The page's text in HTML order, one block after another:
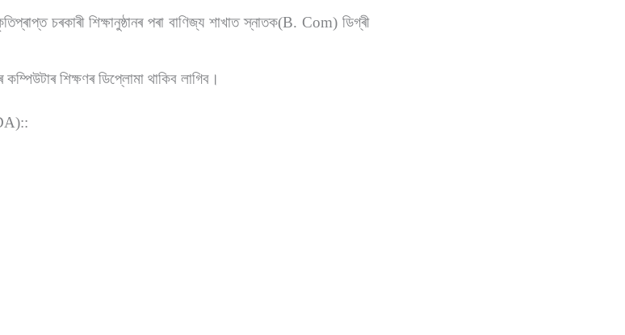
চৰকাৰী শিক্ষানুষ্ঠানৰ পৰা বাণিজ্য শাখাত স্নাতক(B. Com) ডিগ্ৰী
শিক্ষণৰ ডিপ্লোমা থাকিব লাগিব।